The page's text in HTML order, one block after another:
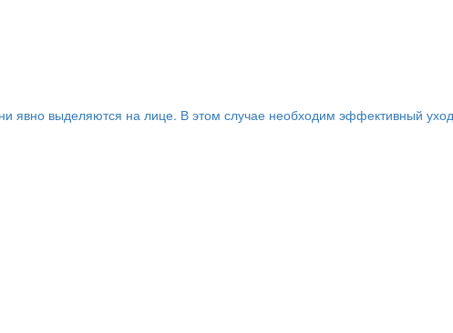
явно выделяются на лице. В этом случае необходим эффективный